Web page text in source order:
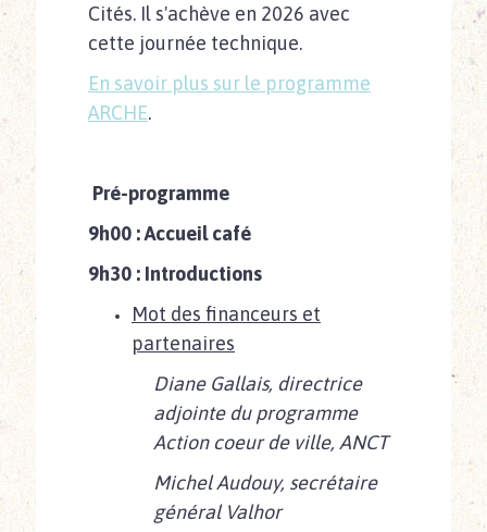
Cités. Il s'achève en 2026 avec
cette journée technique.
En savoir plus sur le programme
ARCHE.
Pré-programme
9h00 : Accueil café
9h30 : Introductions
Mot des financeurs et
partenaires
Diane Gallais, directrice
adjointe du programme
Action coeur de ville, ANCT
Michel Audouy, secrétaire
général Valhor